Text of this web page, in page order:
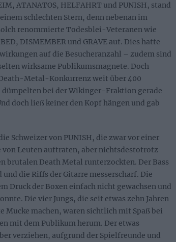
ATANATOS, HELFAHRT und PUNISH, stand
schlechten Stern, denn nebenan im
renommierte Todesblei-Veteranen wie
DISMEMBER und GRAVE auf. Dies hatte
auf die Besucheranzahl – zudem sind
wirksame Publikumsmagnete. Doch
Metal-Konkurrenz weit über 400
bei der Wikinger-Fraktion gerade
doch ließ keiner den Kopf hängen und gab
Schweizer von PUNISH, die zwar vor einer
Leuten auftraten, aber nichtsdestotrotz
brutalen Death Metal runterzockten. Der Bass
die Riffs der Gitarre messerscharf. Die
Druck der Boxen einfach nicht gewachsen und
Die vier Jungs, die seit etwas zehn Jahren
Mucke machen, waren sichtlich mit Spaß bei
mit dem Publikum herum. Der etwas
verziehen, aufgrund der Spielfreunde und